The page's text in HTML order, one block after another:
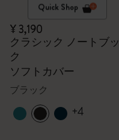
Quick Shop
¥ 3,190
クラシック ノートブッ
ク
ソフトカバー
ブラック
+4